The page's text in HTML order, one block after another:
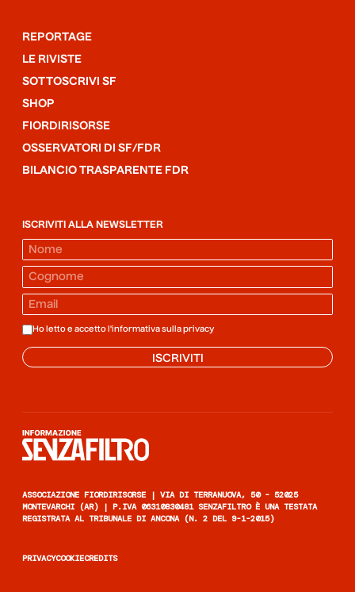
REPORTAGE
LE RIVISTE
SOTTOSCRIVI SF
SHOP
FIORDIRISORSE
OSSERVATORI DI SF/FDR
BILANCIO TRASPARENTE FDR
ISCRIVITI ALLA NEWSLETTER
Ho letto e accetto l'informativa sulla privacy
ISCRIVITI
ASSOCIAZIONE FIORDIRISORSE | VIA DI TERRANUOVA, 50 - 52025
MONTEVARCHI (AR) | P.IVA 06310830481 SENZAFILTRO È UNA TESTATA
REGISTRATA AL TRIBUNALE DI ANCONA (N. 2 DEL 9-1-2015)
PRIVACYCOOKIECREDITS